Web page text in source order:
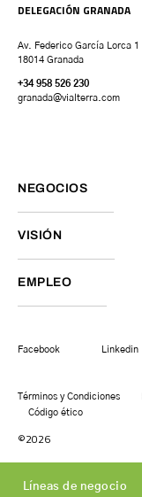
Líneas de negocio
DELEGACIÓN GRANADA
Av. Federico García Lorca 1
18014 Granada
+34 958 526 230
granada@vialterra.com
NEGOCIOS
VISIÓN
EMPLEO
Facebook Linkedin
Términos y Condiciones
Código ético
©2026